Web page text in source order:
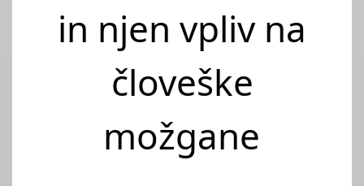
in njen vpliv na
človeške
možgane